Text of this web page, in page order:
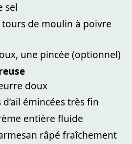
sel
tours de moulin à poivre
une pincée (optionnel)
doux
d’ail émincées très fin
entière fluide
râpé fraîchement